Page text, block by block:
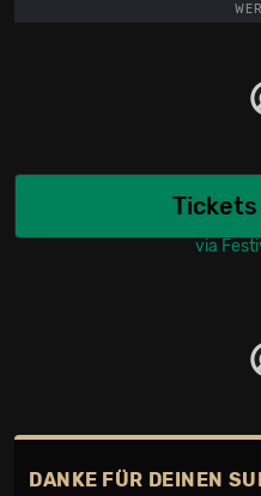
via
DANKE FÜR DEINEN